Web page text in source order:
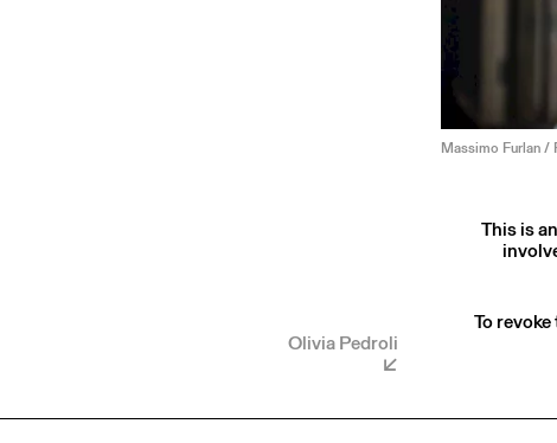
Olivia Pedroli
Massimo Furlan /
This is
To